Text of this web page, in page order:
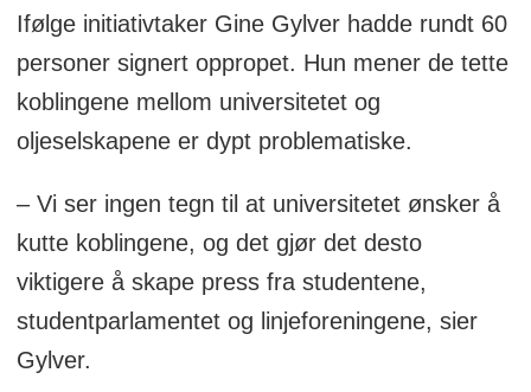
Ifølge initiativtaker Gine Gylver hadde rundt 60
personer signert oppropet. Hun mener de tette
koblingene mellom universitetet og
oljeselskapene er dypt problematiske.
– Vi ser ingen tegn til at universitetet ønsker å
kutte koblingene, og det gjør det desto
viktigere å skape press fra studentene,
studentparlamentet og linjeforeningene, sier
Gylver.